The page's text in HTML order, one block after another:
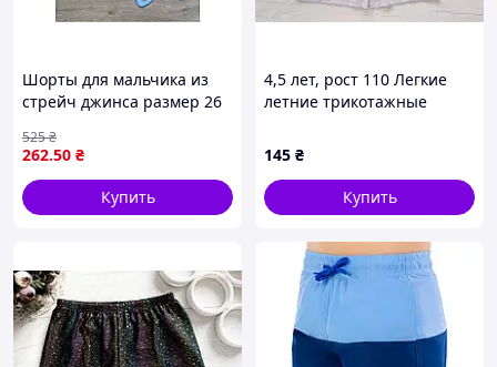
Шорты для мальчика из
стрейч джинса размер 26
летнего отдыха и игр
262.50 ₴
525₴
Купить
4,5 лет, рост 110 Легкие
летние трикотажные
Артикул 27992
145 ₴
Купить